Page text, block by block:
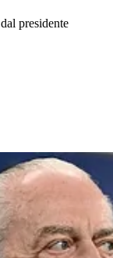
presidente